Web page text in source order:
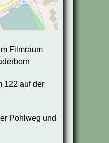
Filmraum
122 auf der
Pohlweg und